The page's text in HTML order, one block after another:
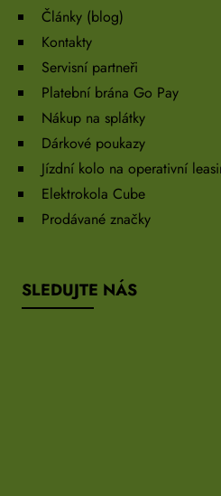
Články (blog)
Kontakty
Servisní partneři
Platební brána Go Pay
Nákup na splátky
Dárkové poukazy
Jízdní kolo na operativní
Elektrokola Cube
Prodávané značky
SLEDUJTE NÁS